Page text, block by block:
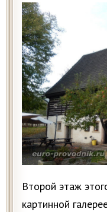
Второй этаж
картинной